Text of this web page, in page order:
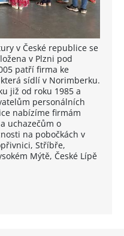
v České republice se
v Plzni pod
patří firma ke
sídlí v Norimberku.
již od roku 1985 a
personálních
nabízíme firmám
uchazečům o
na pobočkách v
Stříbře,
Mýtě, České Lípě